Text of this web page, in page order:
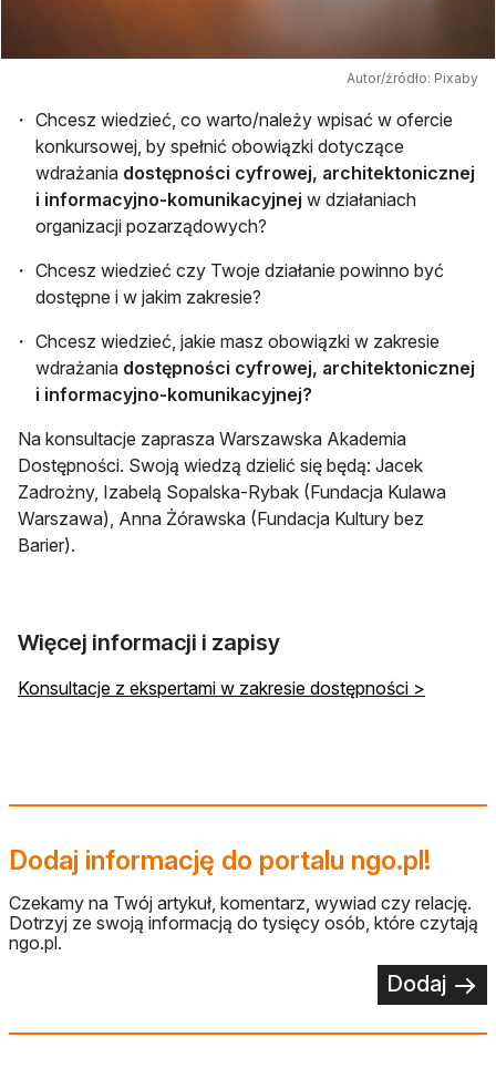
Autor/źródło: Pixaby
Chcesz wiedzieć, co warto/należy wpisać w ofercie
konkursowej, by spełnić obowiązki dotyczące
wdrażania dostępności cyfrowej, architektonicznej
i informacyjno-komunikacyjnej w działaniach
organizacji pozarządowych?
Chcesz wiedzieć czy Twoje działanie powinno być
dostępne i w jakim zakresie?
Chcesz wiedzieć, jakie masz obowiązki w zakresie
wdrażania dostępności cyfrowej, architektonicznej
i informacyjno-komunikacyjnej?
Na konsultacje zaprasza Warszawska Akademia
Dostępności. Swoją wiedzą dzielić się będą: Jacek
Zadrożny, Izabelą Sopalska-Rybak (Fundacja Kulawa
Warszawa), Anna Żórawska (Fundacja Kultury bez
Barier).
Więcej informacji i zapisy
Konsultacje z ekspertami w zakresie dostępności >
Dodaj informację do portalu ngo.pl!
Czekamy na Twój artykuł, komentarz, wywiad czy relację.
Dotrzyj ze swoją informacją do tysięcy osób, które czytają
ngo.pl.
Dodaj